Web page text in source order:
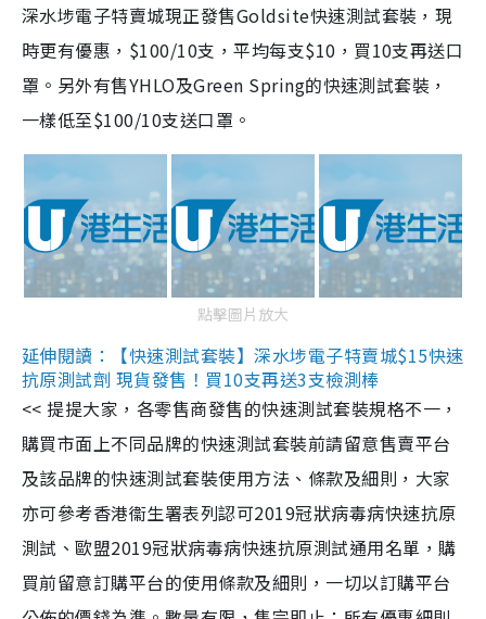
深水埗電子特賣城現正發售Goldsite快速測試套裝，現
時更有優惠，$100/10支，平均每支$10，買10支再送口
罩。另外有售YHLO及Green Spring的快速測試套裝，
一樣低至$100/10支送口罩。
點擊圖片放大
延伸閱讀：【快速測試套裝】深水埗電子特賣城$15快速
抗原測試劑 現貨發售！買10支再送3支檢測棒
<< 提提大家，各零售商發售的快速測試套裝規格不一，
購買市面上不同品牌的快速測試套裝前請留意售賣平台
及該品牌的快速測試套裝使用方法、條款及細則，大家
亦可參考香港衞生署表列認可2019冠狀病毒病快速抗原
測試、歐盟2019冠狀病毒病快速抗原測試通用名單，購
買前留意訂購平台的使用條款及細則，一切以訂購平台